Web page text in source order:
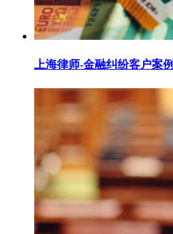
上海律师-金融纠纷客户案例